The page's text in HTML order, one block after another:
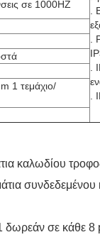
.
.
.
σε 1000HZ
1 τεμάχιο/
καλωδίου
δωρεάν σε κάθε 8